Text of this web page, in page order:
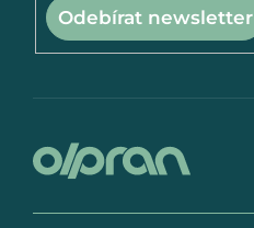
Odebírat newsletter